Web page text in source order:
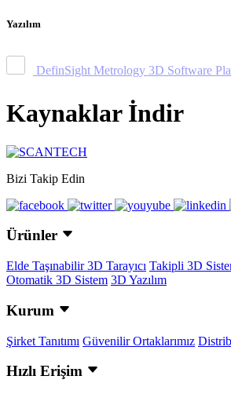
Yazılım
DefinSight Metrology 3D Software
Kaynaklar İndir
Bizi Takip Edin
Ürünler
Elde Taşınabilir 3D Tarayıcı Takipli 3D
Otomatik 3D Sistem 3D Yazılım
Kurum
Şirket Tanıtımı Güvenilir Ortaklarımız
Hızlı Erişim